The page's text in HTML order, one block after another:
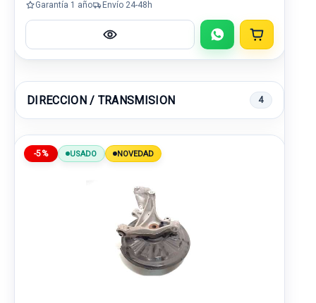
Garantía 1 año Envío 24-48h
DIRECCION / TRANSMISION 4
-5% USADO NOVEDAD